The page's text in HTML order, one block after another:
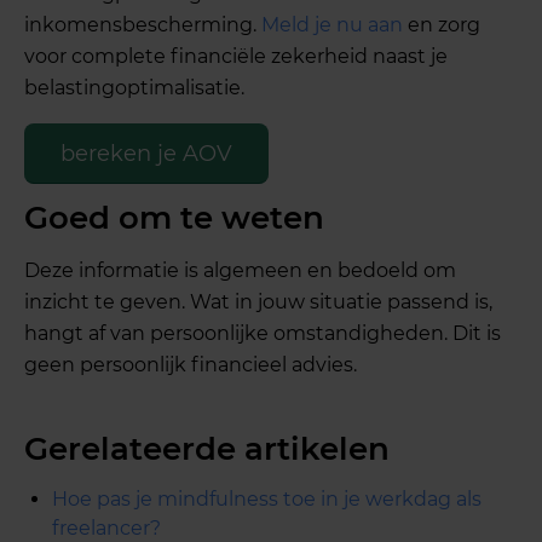
inkomensbescherming. Meld je nu aan en zorg
voor complete financiële zekerheid naast je
belastingoptimalisatie.
bereken je AOV
Goed om te weten
Deze informatie is algemeen en bedoeld om
inzicht te geven. Wat in jouw situatie passend is,
hangt af van persoonlijke omstandigheden. Dit is
geen persoonlijk financieel advies.
Gerelateerde artikelen
Hoe pas je mindfulness toe in je werkdag als
freelancer?